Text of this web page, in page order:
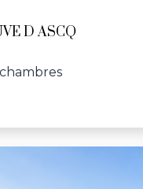
D ASCQ